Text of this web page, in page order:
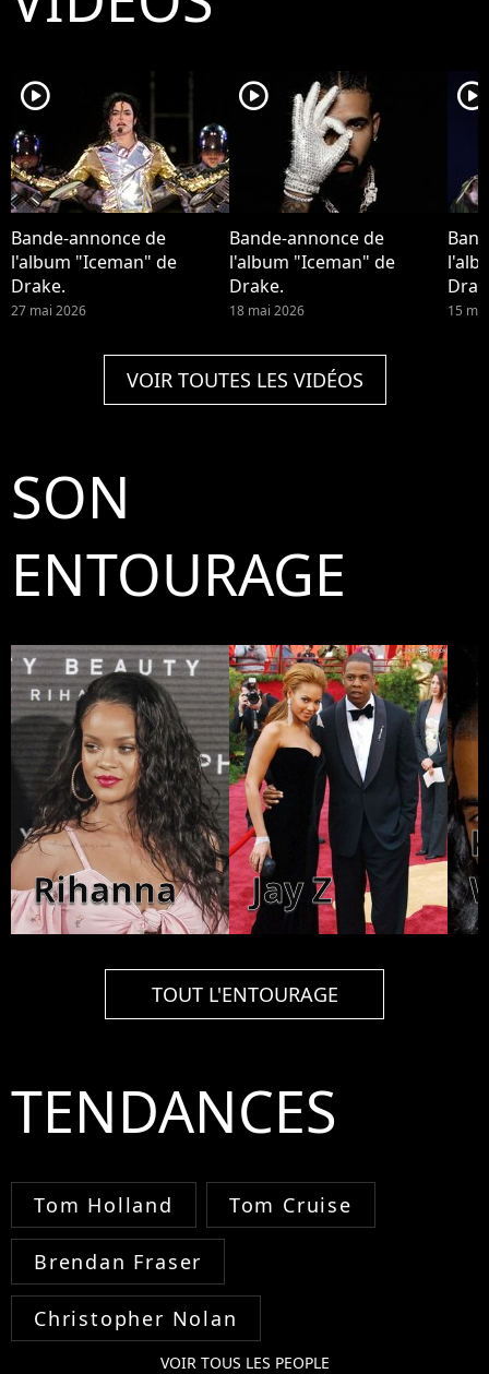
player2
Bande-annonce de
l'album "Iceman" de
Drake.
27 mai 2026
player2
Bande-annonce de
l'album "Iceman" de
Drake.
18 mai 2026
player2
15
VOIR TOUTES LES VIDÉOS
SON
ENTOURAGE
Rihanna Jay Z
TOUT L'ENTOURAGE
TENDANCES
Tom Holland Tom Cruise
Brendan Fraser
Christopher Nolan
VOIR TOUS LES PEOPLE